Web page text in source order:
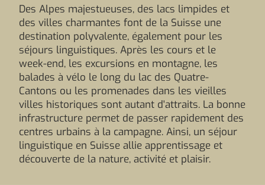
Des Alpes majestueuses, des lacs limpides et
des villes charmantes font de la Suisse une
destination polyvalente, également pour les
séjours linguistiques. Après les cours et le
week-end, les excursions en montagne, les
balades à vélo le long du lac des Quatre-
Cantons ou les promenades dans les vieilles
villes historiques sont autant d'attraits. La bonne
infrastructure permet de passer rapidement des
centres urbains à la campagne. Ainsi, un séjour
linguistique en Suisse allie apprentissage et
découverte de la nature, activité et plaisir.